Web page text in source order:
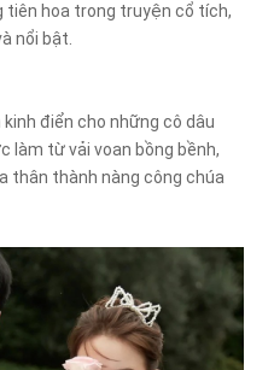
tiên hoa trong truyện cổ tích,
nổi bật.
điển cho những cô dâu
làm từ vải voan bồng bềnh,
thân thành nàng công chúa